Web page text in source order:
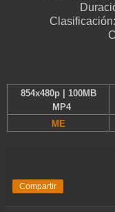
Clasificación:
854x480p | 100MB
MP4
ME
Compartir